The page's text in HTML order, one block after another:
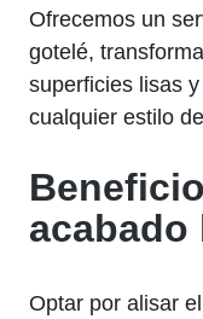
Ofrecemos un
gotelé,
superficies lisas
cualquier estilo
acabado
Optar por alisar